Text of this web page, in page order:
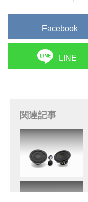
Facebook
LINE
関連記事